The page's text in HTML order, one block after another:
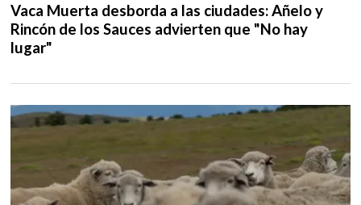
Vaca Muerta desborda a las ciudades: Añelo y
Rincón de los Sauces advierten que "No hay
lugar"